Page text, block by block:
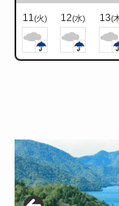
11(火) 12(水) 13(